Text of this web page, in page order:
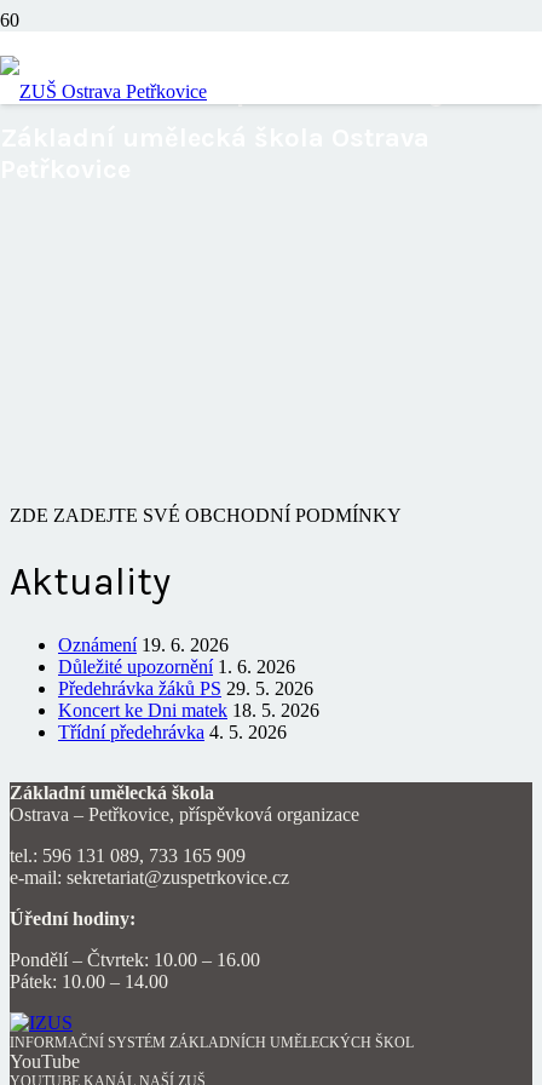
Obchodní podmínky
ZDE ZADEJTE SVÉ OBCHODNÍ PODMÍNKY
Aktuality
Oznámení 19. 6. 2026
Důležité upozornění 1. 6. 2026
Předehrávka žáků PS 29. 5. 2026
Koncert ke Dni matek 18. 5. 2026
Třídní předehrávka 4. 5. 2026
Základní umělecká škola
Ostrava – Petřkovice, příspěvková organizace
tel.: 596 131 089, 733 165 909
e-mail: sekretariat@zuspetrkovice.cz
Úřední hodiny:
Pondělí – Čtvrtek: 10.00 – 16.00
Pátek: 10.00 – 14.00
INFORMAČNÍ SYSTÉM ZÁKLADNÍCH UMĚLECKÝCH ŠKOL
YouTube
YOUTUBE KANÁL NAŠÍ ZUŠ